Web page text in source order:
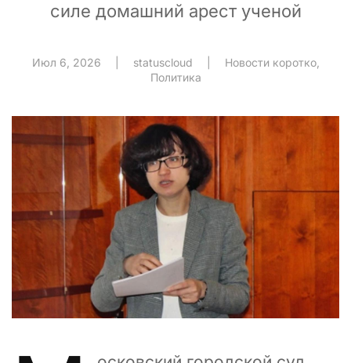
силе домашний арест ученой
Июл 6, 2026 statuscloud Новости коротко,
Политика